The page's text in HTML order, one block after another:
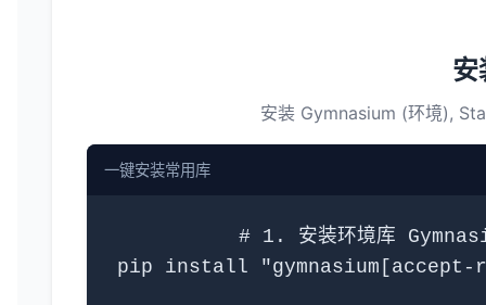
安
安装 Gymnasium (环境),
一键安装常用库
# 1. 安装环境库
pip install